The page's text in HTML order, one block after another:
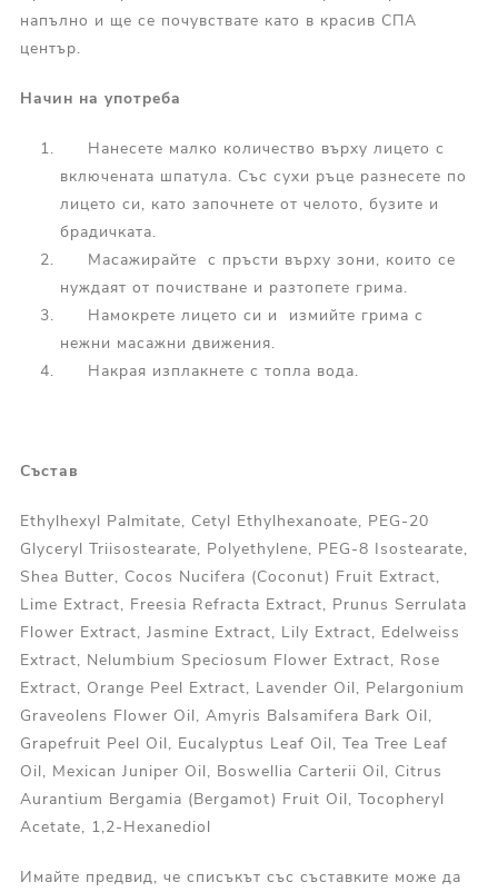
напълно и ще се почувствате като в красив СПА
център.
Начин на употреба
Нанесете малко количество върху лицето с
включената шпатула. Със сухи ръце разнесете по
лицето си, като започнете от челото, бузите и
брадичката.
Масажирайте с пръсти върху зони, които се
нуждаят от почистване и разтопете грима.
Намокрете лицето си и измийте грима с
нежни масажни движения.
Накрая изплакнете с топла вода.
Състав
Ethylhexyl Palmitate, Cetyl Ethylhexanoate, PEG-20
Glyceryl Triisostearate, Polyethylene, PEG-8 Isostearate,
Shea Butter, Cocos Nucifera (Coconut) Fruit Extract,
Lime Extract, Freesia Refracta Extract, Prunus Serrulata
Flower Extract, Jasmine Extract, Lily Extract, Edelweiss
Extract, Nelumbium Speciosum Flower Extract, Rose
Extract, Orange Peel Extract, Lavender Oil, Pelargonium
Graveolens Flower Oil, Amyris Balsamifera Bark Oil,
Grapefruit Peel Oil, Eucalyptus Leaf Oil, Tea Tree Leaf
Oil, Mexican Juniper Oil, Boswellia Carterii Oil, Citrus
Aurantium Bergamia (Bergamot) Fruit Oil, Tocopheryl
Acetate, 1,2-Hexanediol
Имайте предвид, че списъкът със съставките може да